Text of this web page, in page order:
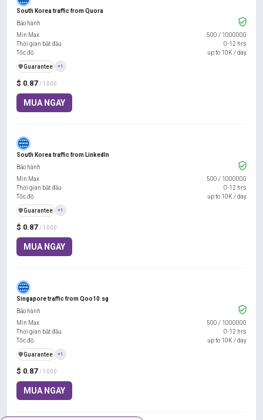
South Korea traffic from Quora
$ 0.87 / 1000
MUA NGAY
Bảo hành
Min Max
500 / 1000000
Thời gian bắt đầu
0-12 hrs
Tốc độ
up to 10K / day
️🛡️Guarantee +1
South Korea traffic from LinkedIn
$ 0.87 / 1000
MUA NGAY
Bảo hành
Min Max
500 / 1000000
Thời gian bắt đầu
0-12 hrs
Tốc độ
up to 10K / day
️🛡️Guarantee +1
Singapore traffic from Qoo10.sg
$ 0.87 / 1000
MUA NGAY
Bảo hành
Min Max
500 / 1000000
Thời gian bắt đầu
0-12 hrs
Tốc độ
up to 10K / day
️🛡️Guarantee +1